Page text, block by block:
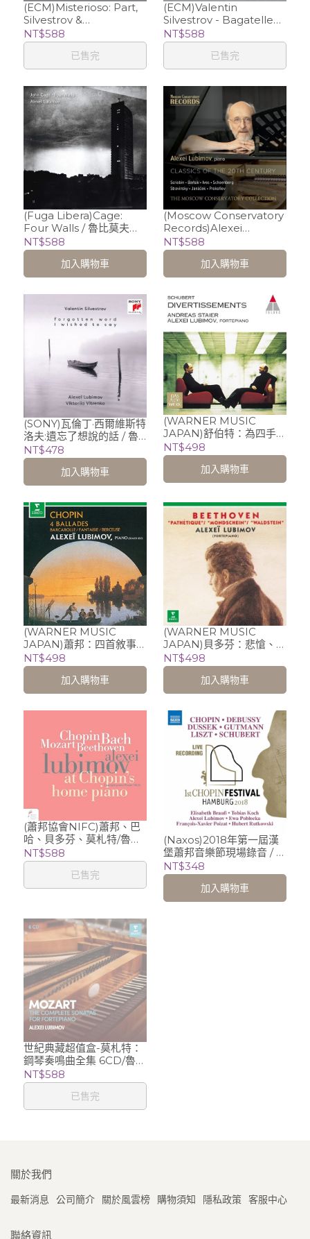
(ECM)Misterioso: Part,
Silvestrov &
Ustvolskaya / 魯比莫夫
Alexei Lubimov (piano),
Alexander Trostiansky
(violin)
NT$588
已售完
(ECM)Valentin
Silvestrov - Bagatellen
und Serenaden /
Valentin Silvestrov
(piano) & 魯比莫夫
Alexei Lubimov (piano)
NT$588
已售完
(Fuga Libera)Cage:
Four Walls / 魯比莫夫
Alexei Lubimov
NT$588
加入購物車
(Moscow Conservatory
Records)Alexei
Lubimov 魯比莫夫莫斯科
音樂學院實況錄音集
NT$588
加入購物車
(SONY)瓦倫丁·西爾維斯特
洛夫:遺忘了想說的話 / 魯
比莫夫 Alexei Lubimov
(鋼琴)、維克托里亞‧維特
連科 Viktoriia Vitrenko
(女高音)
NT$478
加入購物車
(WARNER MUSIC
JAPAN)舒伯特：為四手聯
彈的嬉遊曲/魯比莫夫
Alexei Lubimov、
Andreas Staier
NT$498
加入購物車
(WARNER MUSIC
JAPAN)蕭邦：四首敘事
曲/魯比莫夫 Alexei
Lubimov
NT$498
加入購物車
(WARNER MUSIC
JAPAN)貝多芬：悲愴、月
光、華德斯坦奏鳴曲/魯比
莫夫 Alexei Lubimov
NT$498
加入購物車
(蕭邦協會NIFC)蕭邦、巴
哈、貝多芬、莫札特/魯比
莫夫 Alexei Lubimov
NT$588
已售完
(Naxos)2018年第一屆漢
堡蕭邦音樂節現場錄音 / 魯
比莫夫等
NT$348
加入購物車
世紀典藏超值盒-莫札特：
鋼琴奏鳴曲全集 6CD/魯比
莫夫 Alexei
Lubimov〈古鋼琴〉
NT$588
已售完
關於我們
最新消息 公司簡介 關於風雲榜 購物須知 隱私政策 客服中心
聯絡資訊